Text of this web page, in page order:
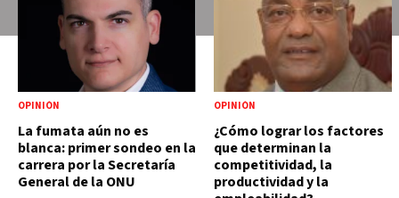
OPINIÓN
La fumata aún no es
blanca: primer sondeo en la
carrera por la Secretaría
General de la ONU
OPINIÓN
¿Cómo lograr los factores
que determinan la
competitividad, la
productividad y la